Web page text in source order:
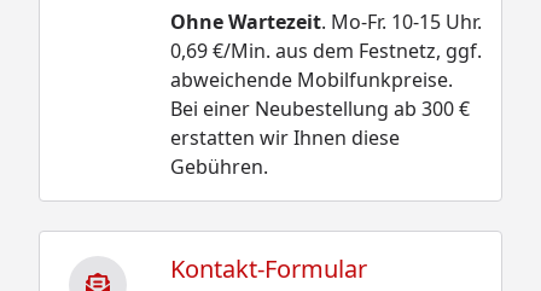
Ohne Wartezeit. Mo-Fr. 10-15 Uhr.
0,69 €/Min. aus dem Festnetz, ggf.
abweichende Mobilfunkpreise.
Bei einer Neubestellung ab 300 €
erstatten wir Ihnen diese
Gebühren.
Kontakt-Formular